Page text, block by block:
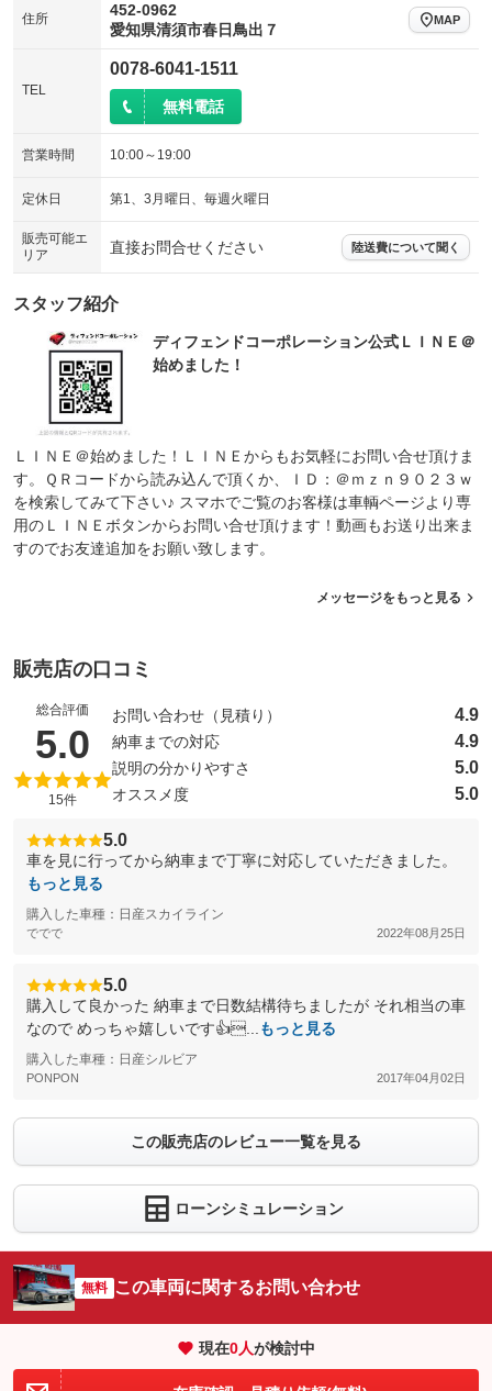
住所
452-0962
愛知県清須市春日鳥出７
MAP
TEL
0078-6041-1511
無料電話
営業時間 10:00～19:00
定休日 第1、3月曜日、毎週火曜日
販売可能エ
リア
直接お問合せください 陸送費について聞く
スタッフ紹介
ディフェンドコーポレーション公式ＬＩＮＥ＠
始めました！
ＬＩＮＥ＠始めました！ＬＩＮＥからもお気軽にお問い合せ頂けま
す。ＱＲコードから読み込んで頂くか、ＩＤ：＠ｍｚｎ９０２３ｗ
を検索してみて下さい♪ スマホでご覧のお客様は車輌ページより専
用のＬＩＮＥボタンからお問い合せ頂けます！動画もお送り出来ま
すのでお友達追加をお願い致します。
メッセージをもっと見る
販売店の口コミ
総合評価
5.0 （5点満点中）
15件
お問い合わせ（見積り） 4.9
納車までの対応 4.9
説明の分かりやすさ 5.0
オススメ度 5.0
5.0
車を見に行ってから納車まで丁寧に対応していただきました。
もっと見る
購入した車種：日産スカイライン
ででで 2022年08月25日
5.0
購入して良かった 納車まで日数結構待ちましたが それ相当の車
なので めっちゃ嬉しいです👍...
もっと見る
購入した車種：日産シルビア
PONPON 2017年04月02日
この販売店のレビュー一覧を見る
ローンシミュレーション
無料 この車両に関するお問い合わせ
現在0人が検討中